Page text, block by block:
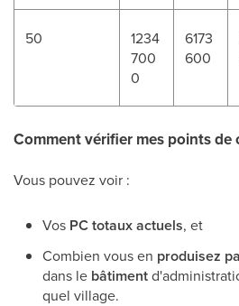
50
1234
700
0
6173
600
Comment vérifier mes points de
Vous pouvez voir :
Vos PC totaux actuels, et
Combien vous en produisez
dans le bâtiment
quel village.